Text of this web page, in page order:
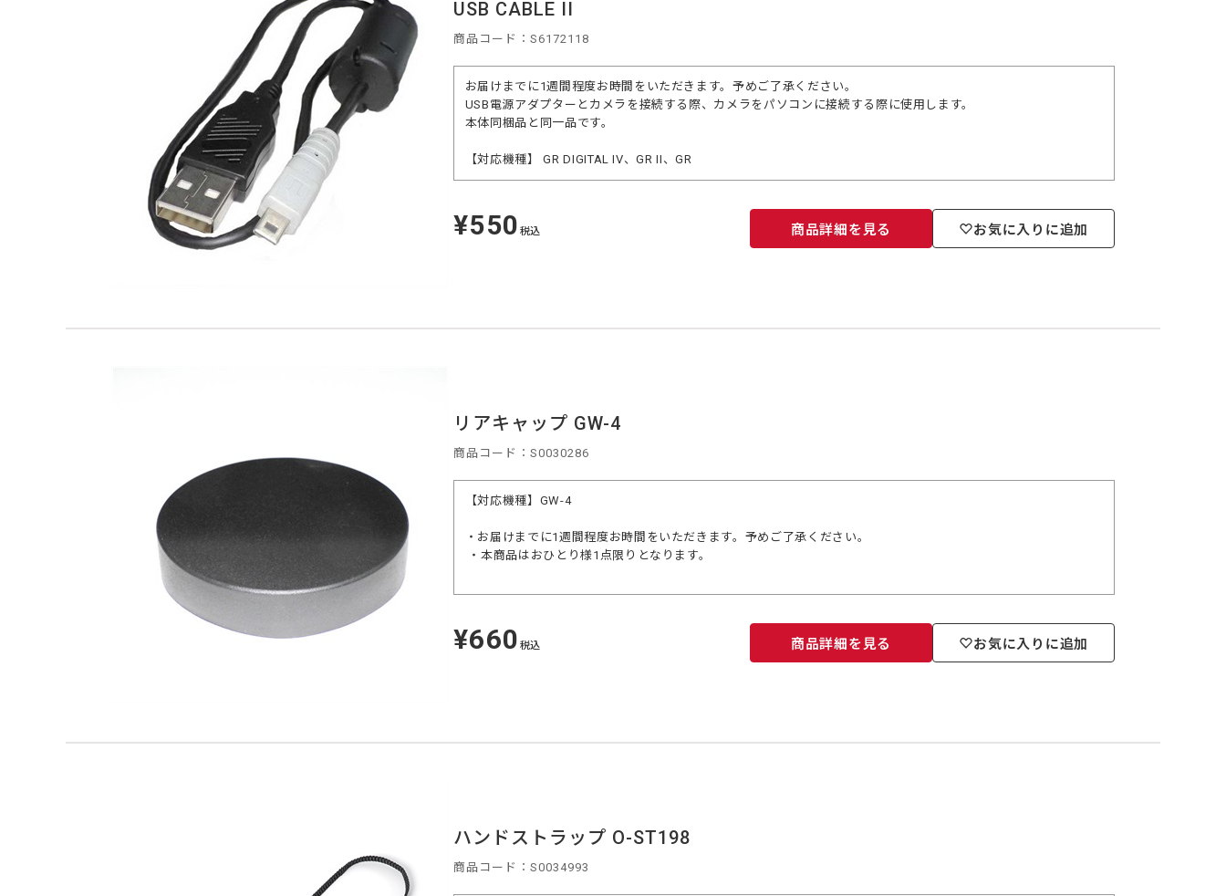
USB CABLE II
商品コード：S6172118
お届けまでに1週間程度お時間をいただきます。予めご了承ください。
USB電源アダプターとカメラを接続する際、カメラをパソコンに接続する際に使用します。
本体同梱品と同一品です。
【対応機種】 GR DIGITAL IV、GR II、GR
定
価
¥550 税込 商品詳細を見る お気に入りに追加
リアキャップ GW-4
商品コード：S0030286
【対応機種】GW-4
・お届けまでに1週間程度お時間をいただきます。予めご了承ください。
・本商品はおひとり様1点限りとなります。
定
価
¥660 税込 商品詳細を見る お気に入りに追加
ハンドストラップ O-ST198
商品コード：S0034993